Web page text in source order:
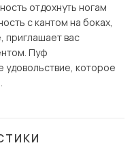
отдохнуть ногам
с кантом на боках,
приглашает вас
Пуф
удовольствие, которое